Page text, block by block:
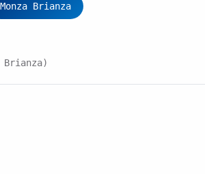
Monza Brianza
Brianza)